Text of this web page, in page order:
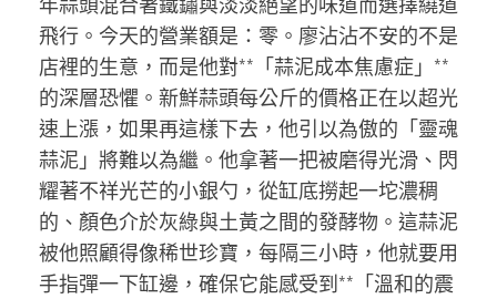
飛行。今天的營業額是：零。廖沾沾不安的不是
店裡的生意，而是他對**「蒜泥成本焦慮症」**
的深層恐懼。新鮮蒜頭每公斤的價格正在以超光
速上漲，如果再這樣下去，他引以為傲的「靈魂
蒜泥」將難以為繼。他拿著一把被磨得光滑、閃
耀著不祥光芒的小銀勺，從缸底撈起一坨濃稠
的、顏色介於灰綠與土黃之間的發酵物。這蒜泥
被他照顧得像稀世珍寶，每隔三小時，他就要用
手指彈一下缸邊，確保它能感受到**「溫和的震